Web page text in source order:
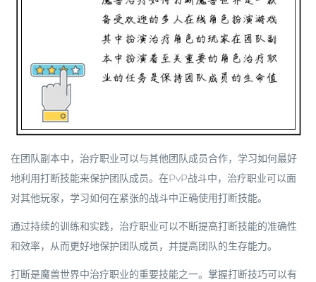
在团队副本中，治疗职业可以与其他团队成员合作，学习如何最好
地利用打断技能来保护团队成员。在PvP战斗中，治疗职业可以面
对其他玩家，学习如何在紧张的战斗中正确使用打断技能。
通过持续的训练和实践，治疗职业可以不断提高打断技能的准确性
和效率，从而更好地保护团队成员，并提高团队的生存能力。
打断是魔兽世界中治疗职业的重要技能之一。掌握打断技巧可以有